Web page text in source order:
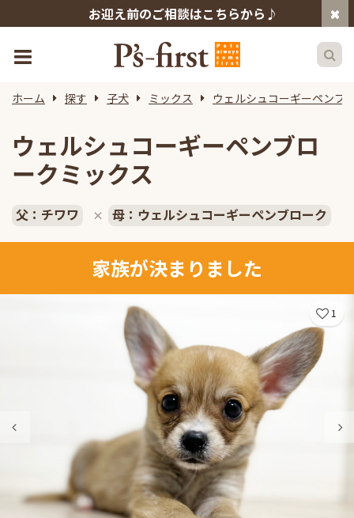
お迎え前のご相談はこちらから♪
ホーム 探す 子犬 ミックス ウェルシュコーギーペンブ
ウェルシュコーギーペンブロ
ークミックス
父：チワワ × 母：ウェルシュコーギーペンブローク
家族が決まりました
1